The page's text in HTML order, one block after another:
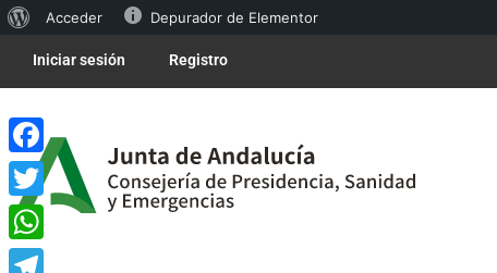
Acceder Depurador de Elementor
Iniciar sesión Registro
Facebook
Twitter
WhatsApp